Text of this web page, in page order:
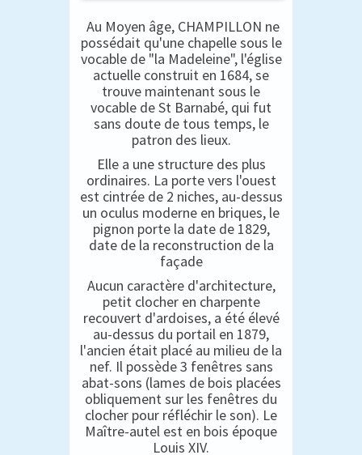
Au Moyen âge, CHAMPILLON ne
possédait qu'une chapelle sous le
vocable de "la Madeleine", l'église
actuelle construit en 1684, se
trouve maintenant sous le
vocable de St Barnabé, qui fut
sans doute de tous temps, le
patron des lieux.
Elle a une structure des plus
ordinaires. La porte vers l'ouest
est cintrée de 2 niches, au-dessus
un oculus moderne en briques, le
pignon porte la date de 1829,
date de la reconstruction de la
façade
Aucun caractère d'architecture,
petit clocher en charpente
recouvert d'ardoises, a été élevé
au-dessus du portail en 1879,
l'ancien était placé au milieu de la
nef. Il possède 3 fenêtres sans
abat-sons (lames de bois placées
obliquement sur les fenêtres du
clocher pour réfléchir le son). Le
Maître-autel est en bois époque
Louis XIV.